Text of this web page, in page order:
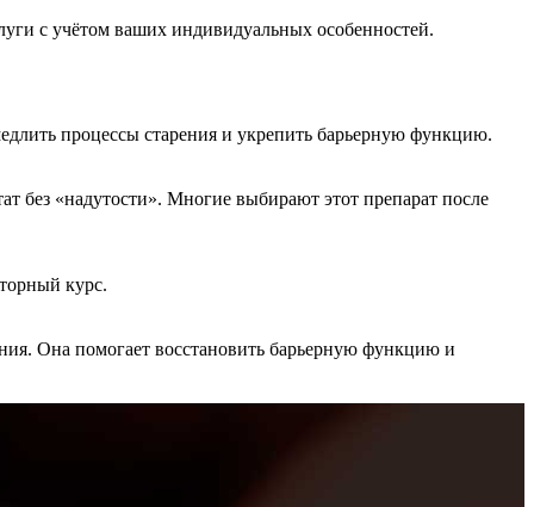
с учётом ваших индивидуальных особенностей.
процессы старения и укрепить барьерную функцию.
без «надутости». Многие выбирают этот препарат после
курс.
Она помогает восстановить барьерную функцию и